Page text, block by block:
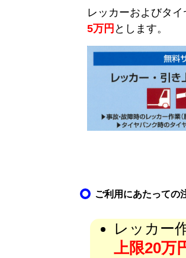
レッカーおよびタ
5万円 とします。
ご利用にあたっての
レッカー
上限20万